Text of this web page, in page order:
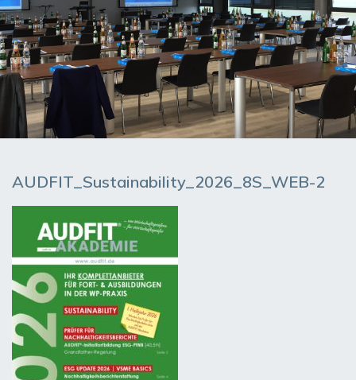
AUDFIT_Sustainability_2026_8S_WEB-2